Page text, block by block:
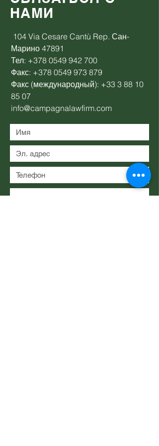
НАМИ
104 Via Cesare Cantù Rep. Сан-
Марино 47891
Тел: +378 0549 942 700
Факс: +378 0549 973 879
Факс (международный): +33 3 88 10
85 07
info@campagnalawfirm.com